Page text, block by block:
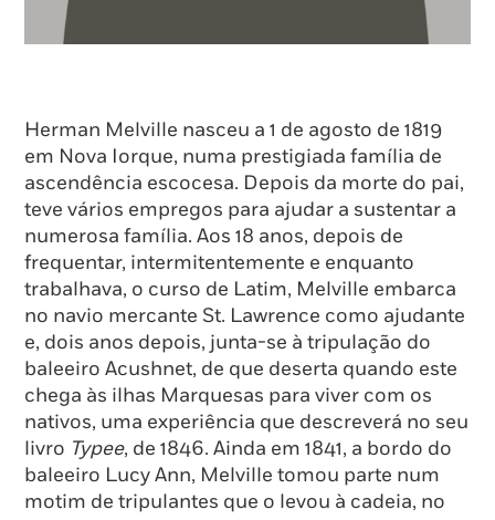
Herman Melville nasceu a 1 de agosto de 1819
em Nova Iorque, numa prestigiada família de
ascendência escocesa. Depois da morte do pai,
teve vários empregos para ajudar a sustentar a
numerosa família. Aos 18 anos, depois de
frequentar, intermitentemente e enquanto
trabalhava, o curso de Latim, Melville embarca
no navio mercante St. Lawrence como ajudante
e, dois anos depois, junta-se à tripulação do
baleeiro Acushnet, de que deserta quando este
chega às ilhas Marquesas para viver com os
nativos, uma experiência que descreverá no seu
livro Typee, de 1846. Ainda em 1841, a bordo do
baleeiro Lucy Ann, Melville tomou parte num
motim de tripulantes que o levou à cadeia, no